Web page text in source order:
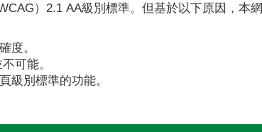
）2.1 AA級別標準。但基於以下原因，本網
度。
可能。
級別標準的功能。